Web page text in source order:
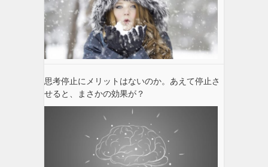
思考停止にメリットはないのか。あえて停止さ
せると、まさかの効果が？